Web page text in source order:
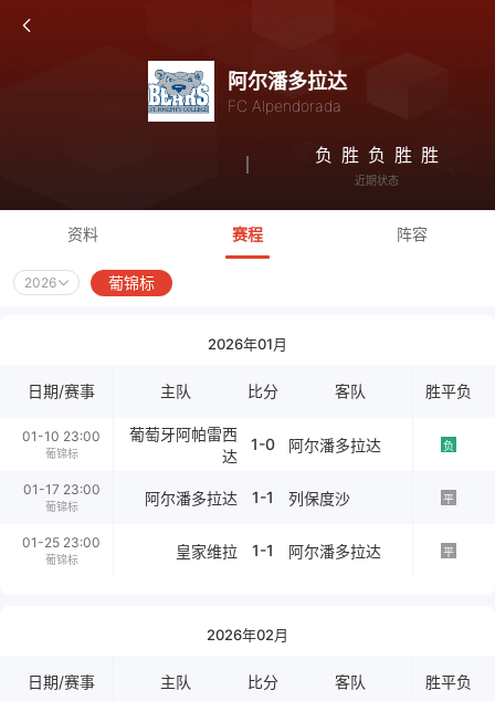
阿尔潘多拉达
FC Alpendorada
负 胜 负 胜 胜
近期状态
资料 赛程 阵容
2026 葡锦标
2026年01月
日期/赛事 主队 比分 客队 胜平负
01-10 23:00
葡锦标
葡萄牙阿帕雷西
达
1-0 阿尔潘多拉达 负
01-17 23:00
葡锦标 阿尔潘多拉达 1-1 列保度沙 平
01-25 23:00
葡锦标 皇家维拉 1-1 阿尔潘多拉达 平
2026年02月
日期/赛事 主队 比分 客队 胜平负